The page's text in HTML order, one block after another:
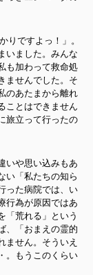
りですよっ！」。
いました。みんな
も加わって救命処
ませんでした。そ
のあたまから離れ
ことはできません
旅立って行ったの
いや思い込みもあ
い「私たちの知ら
った病院では、い
行為が原因ではあ
「荒れる」という
、「おまえの霊的
ません。そういえ
。もうこのくらい